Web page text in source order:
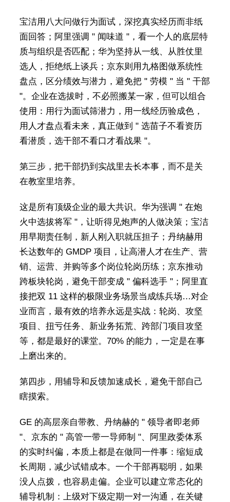
宝洁用八大问做行为面试，深挖真实经历而非纸
面回答；阿里强调 " 闻味道 "，看一个人的底层特
质与组织是否匹配；华为坚持从一线、从胜仗里
选人，拒绝纸上谈兵；京东则用九格图做系统性
盘点，区分绩效与潜力，避免把 " 劳模 " 当 " 干部
"。企业在选拔时，不必照搬某一家，但可以组合
使用：用行为面试筛潜力，用一线经历验成色，
用人才盘点看未来，真正做到 " 选苗子不看资历
看潜质，选干部不看口才看战果 "。
第三步，把干部扔到实战里去长本事，而不是关
在教室里培养。
这是所有顶级企业的最大共识。华为强调 " 在炮
火中选拔将军 "，让听得见炮声的人做决策；宝洁
用早期责任制，新人刚入职就压担子；丹纳赫用
长达数年的 GMDP 项目，让高潜人才在生产、营
销、运营、并购等多个岗位轮岗历练；京东推动
跨板块轮岗，避免干部变成 " 偏科选手 "；阿里直
接把双 11 这样的极限业务场景当成练兵场…对企
业而言，最有效的培养永远是实战：轮岗、攻坚
项目、扭亏任务、新业务拓荒、跨部门项目攻坚
等，都是最好的课堂。70% 的能力，一定是在事
上磨出来的。
第四步，用辅导和反馈加速成长，避免干部自己
瞎摸索。
GE 的高层亲自带教、丹纳赫的 " 领导者即老师
"、京东的 " 高管一带一导师制 "、阿里政委体系
的实时纠偏，本质上都是在做同一件事：缩短成
长周期，减少试错成本。一个干部再聪明，如果
没人点拨，也容易走偏。企业可以建立常态化的
辅导机制：上级对下级定期一对一沟通，在关键